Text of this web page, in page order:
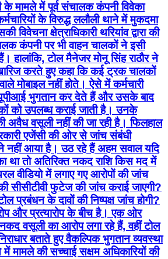
मामले में पूर्व संचालक कंपनी विवेका
के विरुद्ध ललौली थाने में मुकदमा
विवेचना क्षेत्राधिकारी थरियांव द्वारा की
कंपनी पर भी वाहन चालकों ने इसी
हालांकि, टोल मैनेजर मोनू सिंह राठौर ने
करते हुए कहा कि कई ट्रक चालकों
मोबाइल नहीं होते। ऐसे में कर्मचारी
भुगतान कर देते हैं और उसके बाद
को उपलब्ध कराई जाती है। उनके
अवैध वसूली नहीं की जा रही है। फिलहाल
एजेंसी की ओर से जांच संबंधी
नहीं आया है। उठ रहे हैं अहम सवाल यदि
तो अतिरिक्त नकद राशि किस मद में
वीडियो में लगाए गए आरोपों की जांच
सीसीटीवी फुटेज की जांच कराई जाएगी?
प्रबंधन के दावों की निष्पक्ष जांच होगी?
और प्रत्यारोप के बीच है। एक ओर
वसूली का आरोप लगा रहे हैं, वहीं टोल
बताते हुए वैकल्पिक भुगतान व्यवस्था
मामले की सच्चाई सक्षम अधिकारियों की